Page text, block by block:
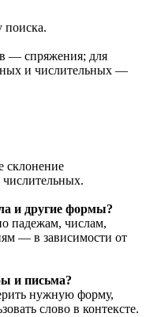
поиска.
— спряжения; для
и числительных —
склонение
и другие формы?
падежам, числам,
— в зависимости от
и письма?
нужную форму,
слово в контексте.